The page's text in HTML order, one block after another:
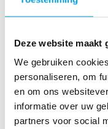
Deze website maakt
We gebruiken
personaliseren, om
en om ons
informatie over uw
partners voor social